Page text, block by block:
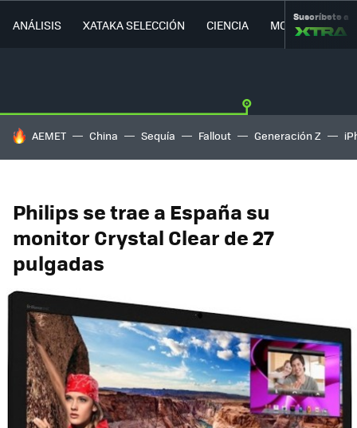
ANÁLISIS XATAKA SELECCIÓN CIENCIA MOVILIDAD
Suscríbete a
HOY SE HABLA DE
AEMET China Sequía Fallout Generación Z
Philips se trae a España su
monitor Crystal Clear de 27
pulgadas